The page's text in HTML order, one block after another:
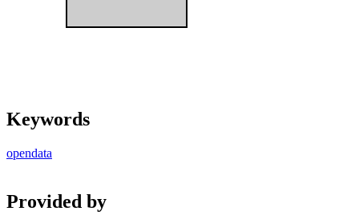
Keywords
opendata
Provided by